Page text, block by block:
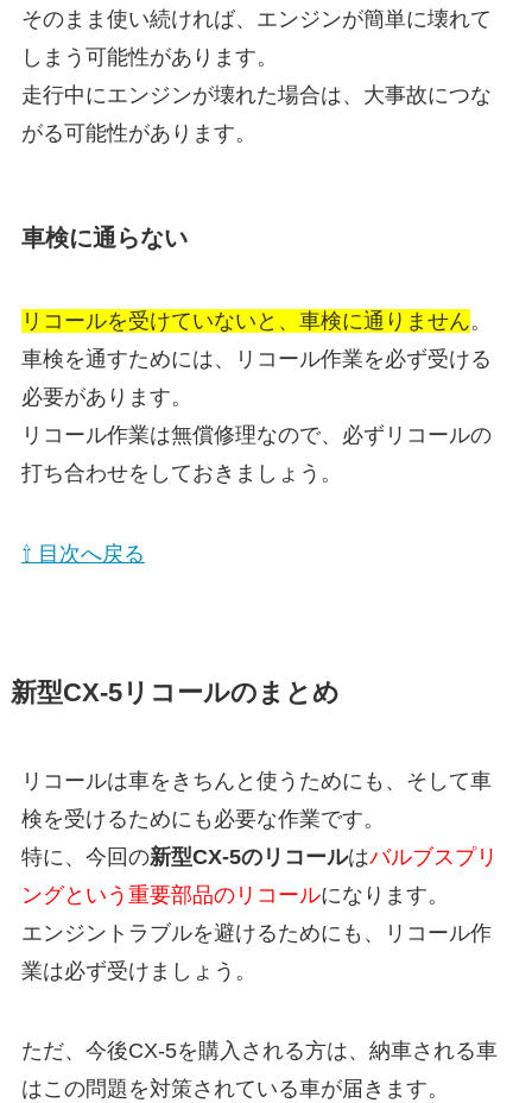
そのまま使い続ければ、エンジンが簡単に壊れて
しまう可能性があります。
走行中にエンジンが壊れた場合は、大事故につな
がる可能性があります。
車検に通らない
リコールを受けていないと、車検に通りません。
車検を通すためには、リコール作業を必ず受ける
必要があります。
リコール作業は無償修理なので、必ずリコールの
打ち合わせをしておきましょう。
⇧ 目次へ戻る
新型CX-5リコールのまとめ
リコールは車をきちんと使うためにも、そして車
検を受けるためにも必要な作業です。
特に、今回の新型CX-5のリコールはバルブスプリ
ングという重要部品のリコールになります。
エンジントラブルを避けるためにも、リコール作
業は必ず受けましょう。
ただ、今後CX-5を購入される方は、納車される車
はこの問題を対策されている車が届きます。